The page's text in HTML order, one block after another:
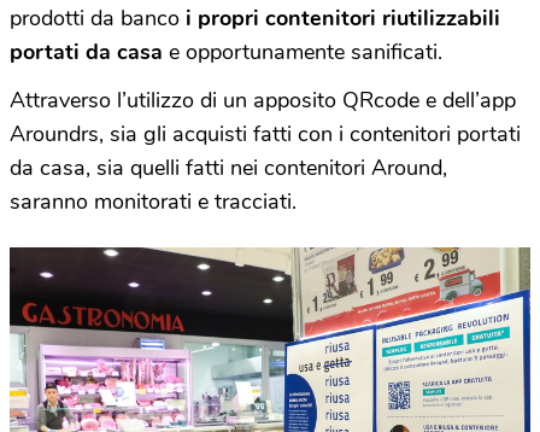
prodotti da banco i propri contenitori riutilizzabili
portati da casa e opportunamente sanificati.
Attraverso l’utilizzo di un apposito QRcode e dell’app
Aroundrs, sia gli acquisti fatti con i contenitori portati
da casa, sia quelli fatti nei contenitori Around,
saranno monitorati e tracciati.